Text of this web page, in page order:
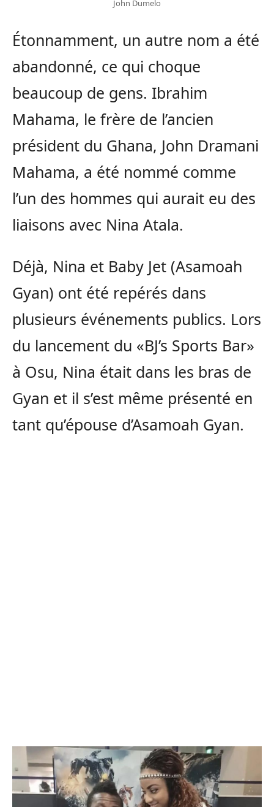
John Dumelo
Étonnamment, un autre nom a été
abandonné, ce qui choque
beaucoup de gens. Ibrahim
Mahama, le frère de l’ancien
président du Ghana, John Dramani
Mahama, a été nommé comme
l’un des hommes qui aurait eu des
liaisons avec Nina Atala.
Déjà, Nina et Baby Jet (Asamoah
Gyan) ont été repérés dans
plusieurs événements publics. Lors
du lancement du «BJ’s Sports Bar»
à Osu, Nina était dans les bras de
Gyan et il s’est même présenté en
tant qu’épouse d’Asamoah Gyan.